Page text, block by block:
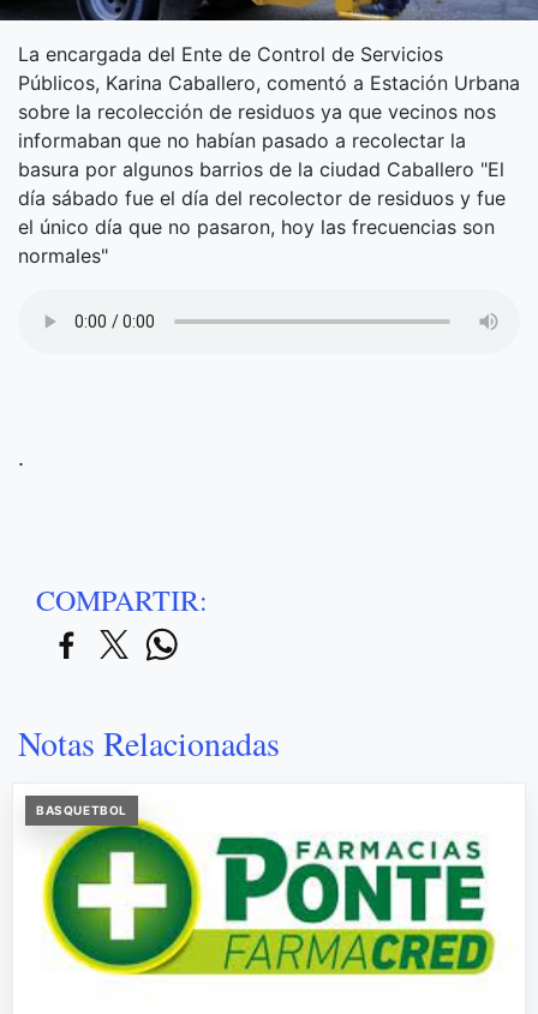
La encargada del Ente de Control de Servicios
Públicos, Karina Caballero, comentó a Estación Urbana
sobre la recolección de residuos ya que vecinos nos
informaban que no habían pasado a recolectar la
basura por algunos barrios de la ciudad Caballero "El
día sábado fue el día del recolector de residuos y fue
el único día que no pasaron, hoy las frecuencias son
normales"
.
COMPARTIR:
Notas Relacionadas
BASQUETBOL